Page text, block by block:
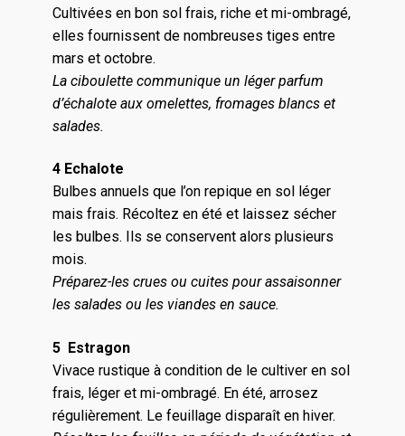
Cultivées en bon sol frais, riche et mi-ombragé,
elles fournissent de nombreuses tiges entre
mars et octobre.
La ciboulette communique un léger parfum
d’échalote aux omelettes, fromages blancs et
salades.
4 Echalote
Bulbes annuels que l’on repique en sol léger
mais frais. Récoltez en été et laissez sécher
les bulbes. Ils se conservent alors plusieurs
mois.
Préparez-les crues ou cuites pour assaisonner
les salades ou les viandes en sauce.
5 Estragon
Vivace rustique à condition de le cultiver en sol
frais, léger et mi-ombragé. En été, arrosez
régulièrement. Le feuillage disparaît en hiver.